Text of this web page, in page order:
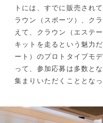
トには、すでに販売され
ラウン（スポーツ）、ク
えて、クラウン（エステ
キットを走るという魅力
ート）のプロトタイプモ
って、参加応募は多数と
集まりいただくこととなっ